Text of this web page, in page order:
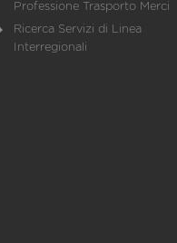
Professione Trasporto Merci
Ricerca Servizi di Linea
Interregionali